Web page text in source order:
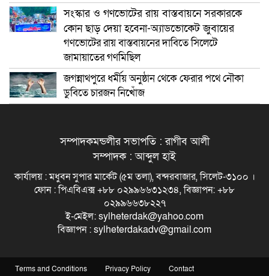
সংস্কার ও গণভোটের রায় বাস্তবায়নে সরকারকে
কোন ছাড় দেয়া হবেনা-অ্যাডভোকেট জুবায়ের
গণভোটের রায় বাস্তবায়নের দাবিতে সিলেটে
জামায়াতের গণমিছিল
জগন্নাথপুরে ধর্মীয় অনুষ্ঠান থেকে ফেরার পথে নৌকা
ডুবিতে চারজন নিখোঁজ
সম্পাদকমন্ডলীর সভাপতি : রাগীব আলী
সম্পাদক : আব্দুল হাই
কার্যালয় : মধুবন সুপার মার্কেট (৫ম তলা), বন্দরবাজার, সিলেট-৩১০০ ।
ফোন : পিএবিএক্স +৮৮ ০২৯৯৬৬৩১২৩৪, বিজ্ঞাপন: +৮৮
০২৯৯৬৬৩৮২২৭
ই-মেইল: sylheterdak@yahoo.com
বিজ্ঞাপন : sylheterdakadv@gmail.com
Terms and Conditions Privacy Policy Contact